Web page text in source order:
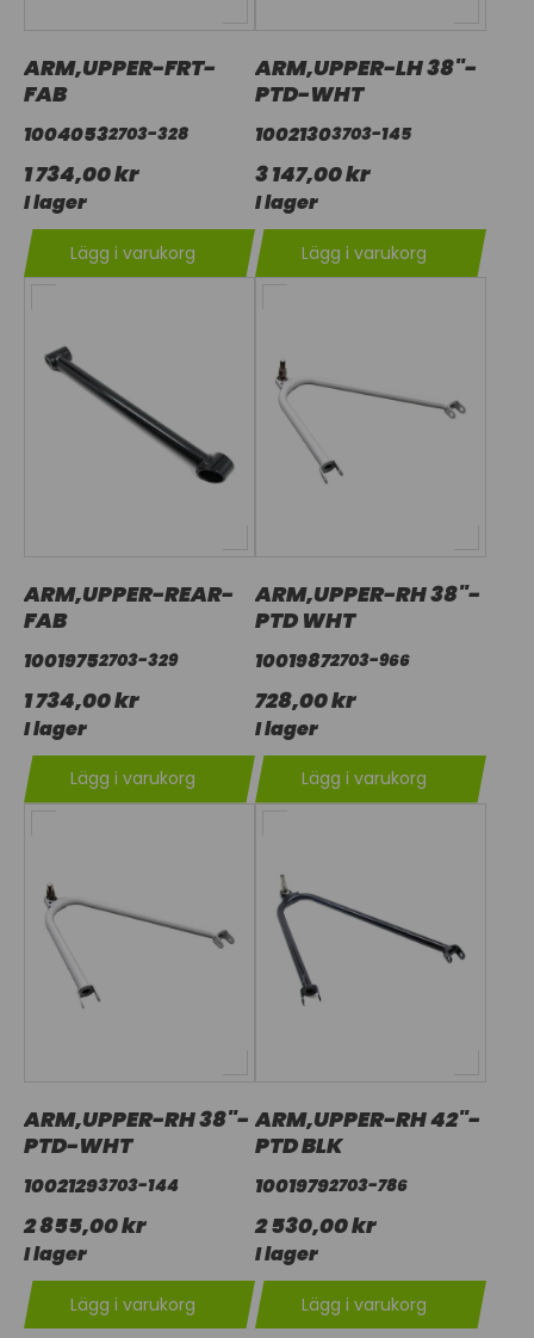
ARM,UPPER-FRT-
FAB
10040532703-328
1 734,00 kr
I lager
Lägg i varukorg
ARM,UPPER-LH 38"-
PTD-WHT
10021303703-145
3 147,00 kr
I lager
Lägg i varukorg
ARM,UPPER-REAR-
FAB
10019752703-329
1 734,00 kr
I lager
Lägg i varukorg
ARM,UPPER-RH 38"-
PTD WHT
10019872703-966
728,00 kr
I lager
Lägg i varukorg
ARM,UPPER-RH 38"-
PTD-WHT
10021293703-144
2 855,00 kr
I lager
Lägg i varukorg
ARM,UPPER-RH 42"-
PTD BLK
10019792703-786
2 530,00 kr
I lager
Lägg i varukorg